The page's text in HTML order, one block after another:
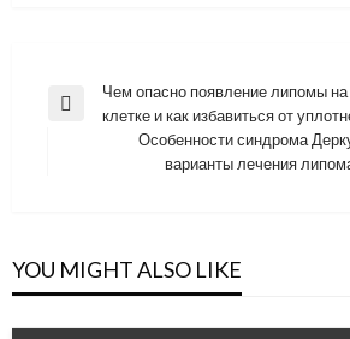
Навигация
Previous
Чем опасно появление липомы на
клетке и как избавиться от
Особенности синдрома
варианты лечения
YOU MIGHT ALSO LIKE